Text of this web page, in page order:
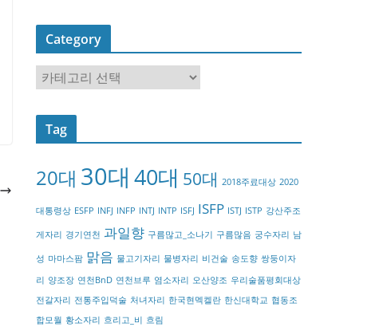
Category
a
t
o
y
Tag
20대 30대 40대 50대 2018주료대상 2020
대통령상 ESFP INFJ INFP INTJ INTP ISFJ ISFP ISTJ ISTP 강산주조
게자리 경기연천 과일향 구름많고_소나기 구름많음 궁수자리 남
성 마마스팜 맑음 물고기자리 물병자리 비건술 송도향 쌍둥이자
리 양조장 연천BnD 연천브루 염소자리 오산양조 우리술품평회대상
전갈자리 전통주입덕술 처녀자리 한국현멕켈란 한신대학교 협동조
합모월 황소자리 흐리고_비 흐림